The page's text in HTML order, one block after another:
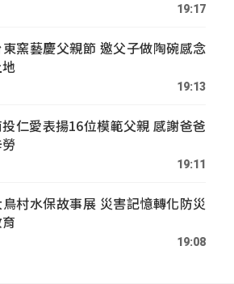
19:17
東窯藝慶父親節 邀父子做陶碗感念
19:13
仁愛表揚16位模範父親 感謝爸爸
19:11
鳥村水保故事展 災害記憶轉化防災
19:08